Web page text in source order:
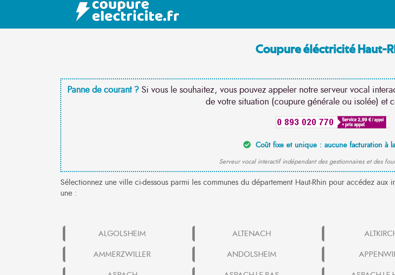
Coupure éléctricité Haut-
Panne de courant ? Si vous le souhaitez, vous pouvez appeler notre serveur vocal
de votre situation (coupure générale ou isolée) et
Coût fixe et unique : aucune facturation à
Serveur vocal interactif indépendant des gestionnaires et des
Sélectionnez une ville ci-dessous parmi les communes du département Haut-Rhin pour accédez
une :
ALGOLSHEIM ALTENACH
AMMERZWILLER
ANDOLSHEIM